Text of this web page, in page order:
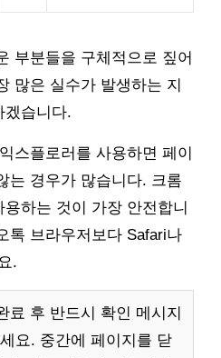
부분들을 구체적으로 짚어
많은 실수가 발생하는 지
겠습니다.
스플로러를 사용하면 페이
는 경우가 많습니다. 크롬
하는 것이 가장 안전합니
톡 브라우저보다 Safari나
.
료 후 반드시 확인 메시지
요. 중간에 페이지를 닫